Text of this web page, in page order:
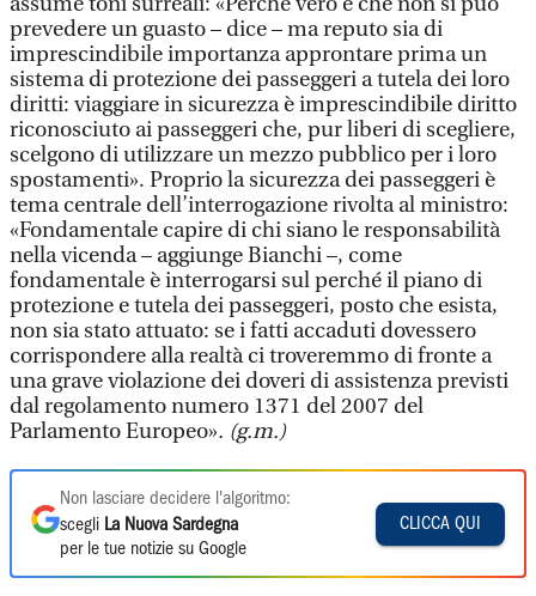
prevedere un guasto – dice – ma reputo sia di
imprescindibile importanza approntare prima un
sistema di protezione dei passeggeri a tutela dei loro
diritti: viaggiare in sicurezza è imprescindibile diritto
riconosciuto ai passeggeri che, pur liberi di scegliere,
scelgono di utilizzare un mezzo pubblico per i loro
spostamenti». Proprio la sicurezza dei passeggeri è
tema centrale dell’interrogazione rivolta al ministro:
«Fondamentale capire di chi siano le responsabilità
nella vicenda – aggiunge Bianchi –, come
fondamentale è interrogarsi sul perché il piano di
protezione e tutela dei passeggeri, posto che esista,
non sia stato attuato: se i fatti accaduti dovessero
corrispondere alla realtà ci troveremmo di fronte a
una grave violazione dei doveri di assistenza previsti
dal regolamento numero 1371 del 2007 del
Parlamento Europeo». (g.m.)
Non lasciare decidere l'algoritmo:
scegli La Nuova Sardegna
per le tue notizie su Google
CLICCA QUI